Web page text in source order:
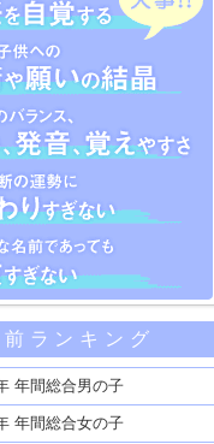
つのポイント
自覚する
愛情や願いの結晶
、読み、発音、覚えやすさ
こだわりすぎない
前ランキング
年間総合男の子
年間総合女の子